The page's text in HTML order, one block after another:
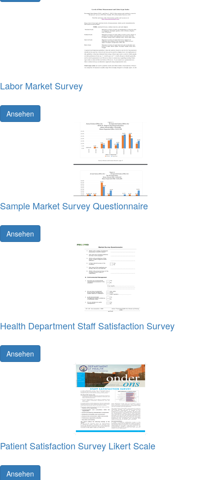
Labor Market Survey
Ansehen
Sample Market Survey Questionnaire
Ansehen
Health Department Staff Satisfaction Survey
Ansehen
Patient Satisfaction Survey Likert Scale
Ansehen